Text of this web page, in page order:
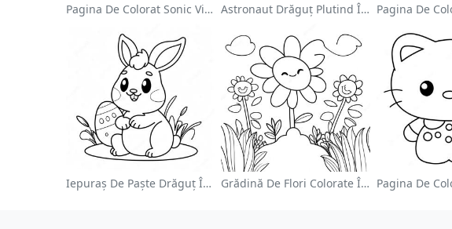
Pagina De Colorat Sonic Viteza Astronaut Drăguț Plutind În Spațiu - Pagina De Colorat
Iepuraș De Paște Drăguț În Pagină De Colorat Grădină De Flori Colorate În Pagină De Colorat